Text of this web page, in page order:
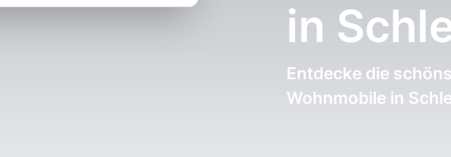
in
Entdecke die
Wohnmobile in